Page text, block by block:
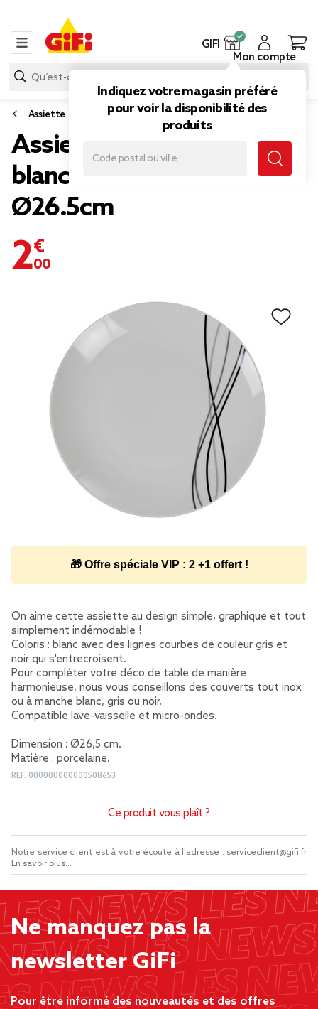
GIFI
Indiquez votre magasin préféré
pour voir la disponibilité des
produits
Mon compte
Assiette
Assiette plate ronde
blanche lignes gris noir
Ø26.5cm
2,00 €
🎁 Offre spéciale VIP : 2 +1 offert !
On aime cette assiette au design simple, graphique et tout
simplement indémodable !
Coloris : blanc avec des lignes courbes de couleur gris et
noir qui s'entrecroisent.
Pour compléter votre déco de table de manière
harmonieuse, nous vous conseillons des couverts tout inox
ou à manche blanc, gris ou noir.
Compatible lave-vaisselle et micro-ondes.
Dimension : Ø26,5 cm.
Matière : porcelaine.
REF. 000000000000508653
Ce produit vous plaît ?
Notre service client est à votre écoute à l'adresse : serviceclient@gifi.fr
En savoir plus...
Ne manquez pas la
newsletter GiFi
Pour être informé des nouveautés et des offres